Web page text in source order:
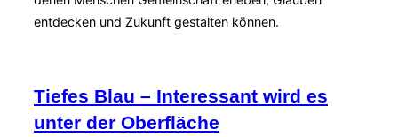
entdecken und Zukunft gestalten können.
Tiefes Blau – Interessant wird es
unter der Oberfläche